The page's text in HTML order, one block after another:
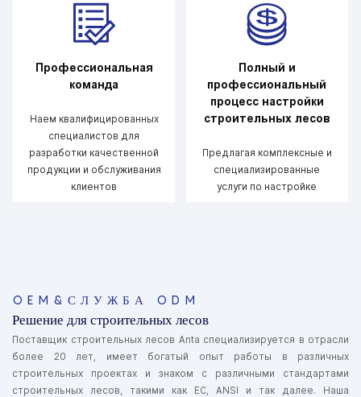
Профессиональная
команда
Наем квалифицированных
специалистов для
разработки качественной
продукции и обслуживания
клиентов
Полный и
профессиональный
процесс настройки
строительных лесов
Предлагая комплексные и
специализированные
услуги по настройке
OEM&СЛУЖБА ODM
Решение для строительных лесов
Поставщик строительных лесов Anta специализируется в отрасли
более 20 лет, имеет богатый опыт работы в различных
строительных проектах и ​​знаком с различными стандартами
строительных лесов, такими как ЕС, ANSI и так далее. Наша